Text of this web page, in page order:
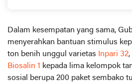
Dalam kesempatan yang sama,
menyerahkan bantuan stimulus
ton benih unggul varietas
Inpari 32,
Biosalin 1 kepada lima kelompok
sosial berupa 200 paket sembako